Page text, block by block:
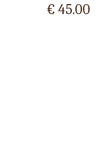
€ 45.00